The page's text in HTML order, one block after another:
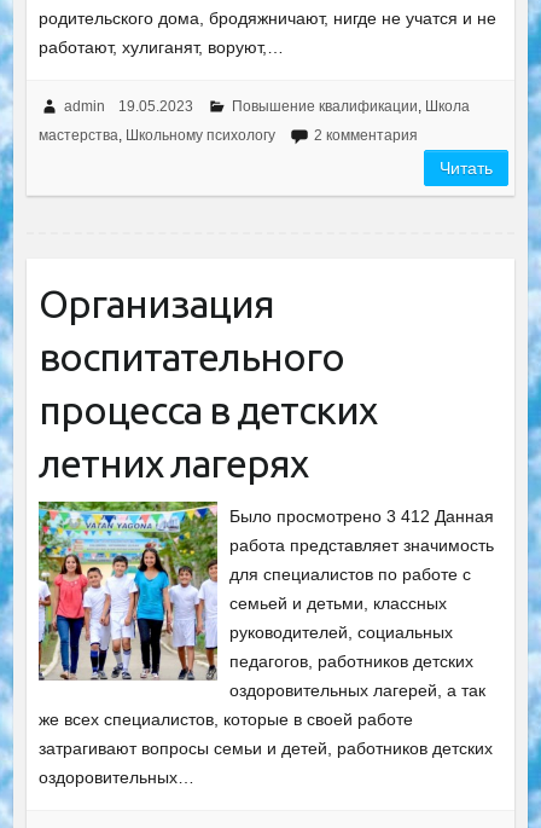
родительского дома, бродяжничают, нигде не учатся и не
работают, хулиганят, воруют,…
admin 19.05.2023 Повышение квалификации, Школа
мастерства, Школьному психологу 2 комментария
Читать
Организация
воспитательного
процесса в детских
летних лагерях
Было просмотрено 3 412 Данная
работа представляет значимость
для специалистов по работе с
семьей и детьми, классных
руководителей, социальных
педагогов, работников детских
оздоровительных лагерей, а так
же всех специалистов, которые в своей работе
затрагивают вопросы семьи и детей, работников детских
оздоровительных…